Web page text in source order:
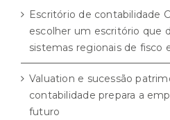
Escritório de contabilidade
escolher um escritório que
sistemas regionais de fisco
Valuation e sucessão
contabilidade prepara a
futuro